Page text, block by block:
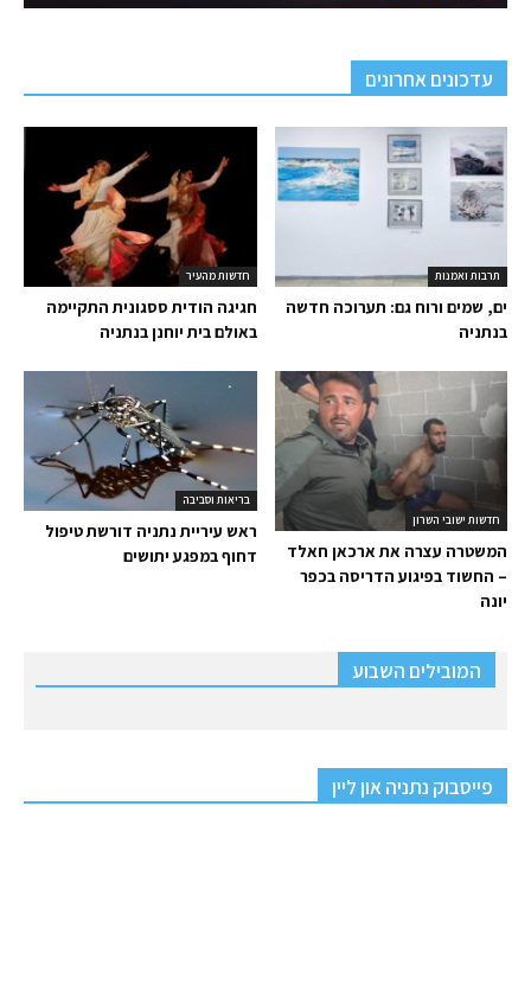
עדכונים אחרונים
חדשות מהעיר
חגיגה הודית ססגונית התקיימה
באולם בית יוחנן בנתניה
תרבות ואמנות
ים, שמים ורוח גם: תערוכה חדשה
בנתניה
בריאות וסביבה
ראש עיריית נתניה דורשת טיפול
דחוף במפגע יתושים
חדשות ישובי השרון
המשטרה עצרה את ארכאן חאלד
– החשוד בפיגוע הדריסה בכפר
יונה
המובילים השבוע
פייסבוק נתניה און ליין